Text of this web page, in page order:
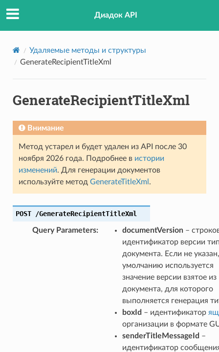
Диадок API
Удаляемые методы и структуры
GenerateRecipientTitleXml
GenerateRecipientTitleXml
Внимание
Метод устарел и будет удален из API после 30
ноября 2026 года. Подробнее в истории
изменений. Для генерации документов
используйте метод GenerateTitleXml .
POST /GenerateRecipientTitleXml
Query Parameters: documentVersion–
идентификатор версии
документа. Если не
умолчанию используется
значение версии взятое из
документа, для которого
выполняется генерация
boxId – идентификатор
организации в формате
senderTitleMessageId –
идентификатор